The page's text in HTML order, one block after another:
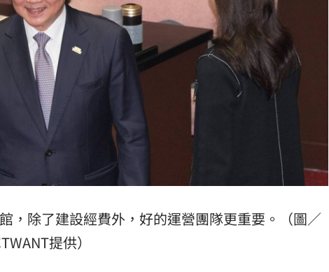
19:08
19:07
，除了建設經費外，好的運營團隊更重要。（圖／
提供）